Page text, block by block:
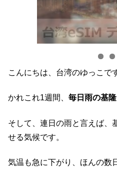
こんにちは、台湾のゆっこで
かれこれ1週間、 毎日雨の基隆
そして、連日の雨と言えば、
せる気候です。
気温も急に下がり、ほんの数